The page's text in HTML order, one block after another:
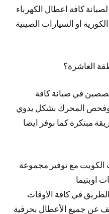
كافة اعطال الكهرباء
او السيارات الصينية
العاشرة؟
في صيانة كافة
وفحص المحرك بشكل يدوي
مبتكرة كما نوفر ايضا
الكويت مع توفير مجموعة
اوبتيما
في كافة الاوقات
عن جميع الأعطال بحرفية